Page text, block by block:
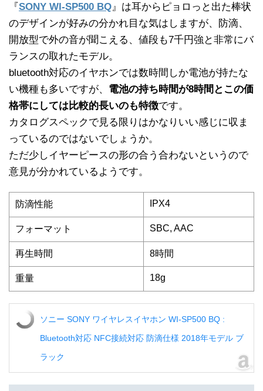
『SONY WI-SP500 BQ 』は耳からピョロっと出た棒状
のデザインが好みの分かれ目な気はしますが、防滴、
開放型で外の音が聞こえる、値段も7千円強と非常にバ
ランスの取れたモデル。
bluetooth対応のイヤホンでは数時間しか電池が持たな
い機種も多いですが、 電池の持ち時間が8時間とこの価
格帯にしては比較的長いのも特徴です。
カタログスペックで見る限りはかなりいい感じに収ま
っているのではないでしょうか。
ただ少しイヤーピースの形の合う合わないというので
意見が分かれているようです。
防滴性能 IPX4
フォーマット SBC, AAC
再生時間 8時間
重量 18g
ソニー SONY ワイヤレスイヤホン WI-SP500 BQ :
Bluetooth対応 NFC接続対応 防滴仕様 2018年モデル ブ
ラック